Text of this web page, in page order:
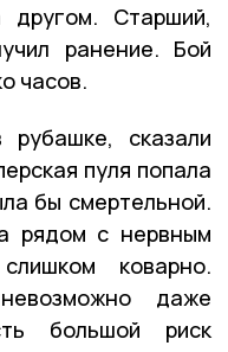
другом. Старший,
ранение. Бой
часов.
сказали
пуля попала
бы смертельной.
рядом с нервным
коварно.
даже
большой риск